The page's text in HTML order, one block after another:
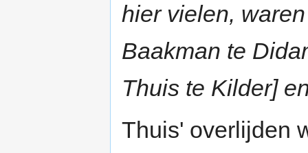
hier vielen,
Baakman te
Thuis te Kilder]
Thuis' overlijden